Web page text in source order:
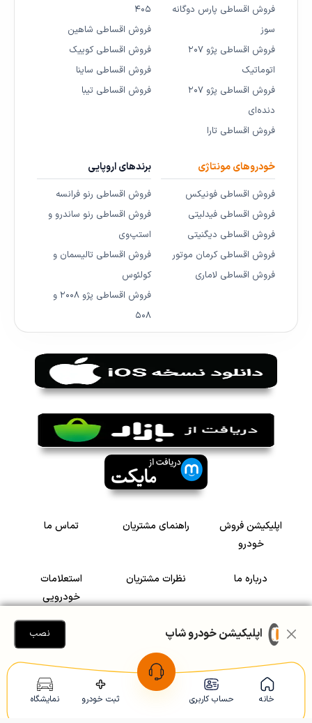
خانه حساب کاربری ثبت خودرو نمایشگاه
فروش اقساطی پارس دوگانه
سوز
فروش اقساطی پژو ۲۰۷
اتوماتیک
فروش اقساطی پژو ۲۰۷
دنده‌ای
فروش اقساطی تارا
۴۰۵
فروش اقساطی شاهین
فروش اقساطی کوییک
فروش اقساطی ساینا
فروش اقساطی تیبا
خودروهای مونتاژی
فروش اقساطی فونیکس
فروش اقساطی فیدلیتی
فروش اقساطی دیگنیتی
فروش اقساطی کرمان موتور
فروش اقساطی لاماری
برندهای اروپایی
فروش اقساطی رنو فرانسه
فروش اقساطی رنو ساندرو و
استپ‌وی
فروش اقساطی تالیسمان و
کولئوس
فروش اقساطی پژو ۲۰۰۸ و
۵۰۸
اپلیکیشن فروش
خودرو
راهنمای مشتریان تماس ما
درباره ما نظرات مشتریان
استعلامات
خودرویی
سرمایه گذاری در
رضایت مشتریان
Copyright © 2005-2026 Khodroshop.ir
اپلیکیشن خودرو شاپ نصب